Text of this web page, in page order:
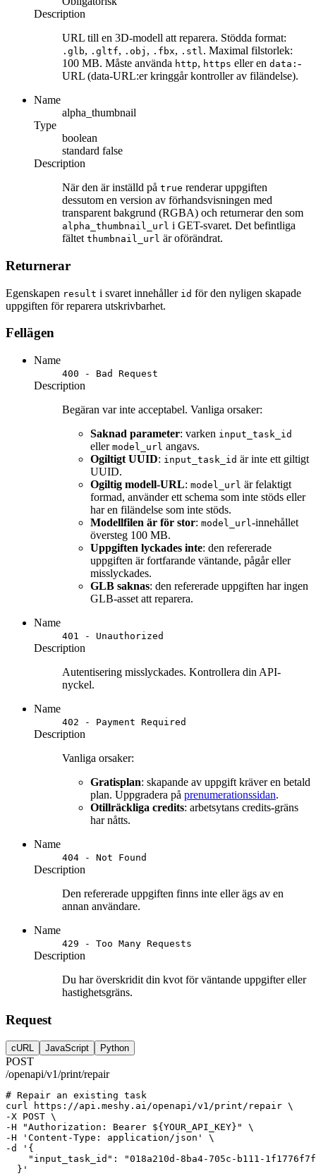
Description
URL till en 3D-modell att reparera. Stödda format:
.glb, .gltf, .obj , .fbx, .stl. Maximal filstorlek:
100 MB. Måste använda http, https eller en data: -
URL (data-URL:er kringgår kontroller av filändelse).
Name
alpha_thumbnail
Type
boolean
standard false
Description
När den är inställd på true renderar uppgiften
dessutom en version av förhandsvisningen med
transparent bakgrund (RGBA) och returnerar den som
alpha_thumbnail_url i GET-svaret. Det befintliga
fältet thumbnail_url är oförändrat.
Returnerar
Egenskapen result i svaret innehåller id för den nyligen skapade
uppgiften för reparera utskrivbarhet.
Fellägen
Name
400 - Bad Request
Description
Begäran var inte acceptabel. Vanliga orsaker:
Saknad parameter: varken input_task_id
eller model_url angavs.
Ogiltigt UUID: input_task_id är inte ett giltigt
UUID.
Ogiltig modell-URL: model_url är felaktigt
formad, använder ett schema som inte stöds eller
har en filändelse som inte stöds.
Modellfilen är för stor: model_url-innehållet
översteg 100 MB.
Uppgiften lyckades inte: den refererade
uppgiften är fortfarande väntande, pågår eller
misslyckades.
GLB saknas: den refererade uppgiften har ingen
GLB-asset att reparera.
Name
401 - Unauthorized
Description
Autentisering misslyckades. Kontrollera din API-
nyckel.
Name
402 - Payment Required
Description
Vanliga orsaker:
Gratisplan: skapande av uppgift kräver en betald
plan. Uppgradera på prenumerationssidan.
Otillräckliga credits: arbetsytans credits-gräns
har nåtts.
Name
404 - Not Found
Description
Den refererade uppgiften finns inte eller ägs av en
annan användare.
Name
429 - Too Many Requests
Description
Du har överskridit din kvot för väntande uppgifter eller
hastighetsgräns.
Request
cURL JavaScript Python
POST
/openapi/v1/print/repair
# Repair an existing task
curl
https://api.meshy.ai/openapi/v1/print/repair \
-X POST \
-H
"Authorization: Bearer ${YOUR_API_KEY}"
\
-H
'Content-Type: application/json'
\
-d
'{
"input_task_id": "018a210d-8ba4-705c-b111-
  }'